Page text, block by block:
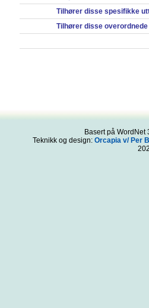
Tilhører disse spesifikke
Tilhører disse
Basert på
Teknikk og design: Orcapia v/ Per